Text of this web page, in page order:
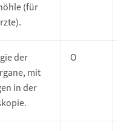
(für
der
mit
in der
O